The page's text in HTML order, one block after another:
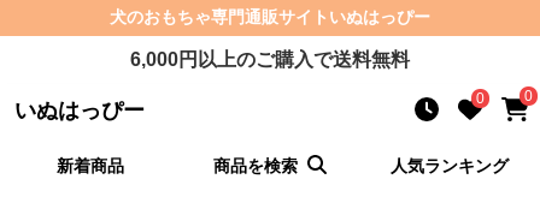
犬のおもちゃ専門通販サイト いぬはっぴー
6,000円以上のご購入で送料無料
いぬはっぴー 0 0
新着商品 商品を検索 人気ランキング